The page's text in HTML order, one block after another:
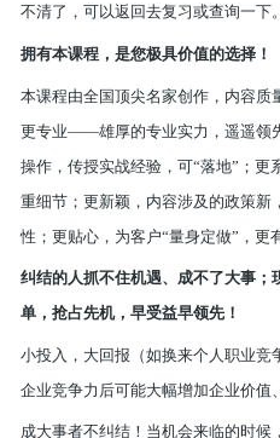
不清了，可以返回去复习或查询一下。
拥有本课程，是您极具价值的选择！
本课程由全国顶尖名家创作，内容质
更专业——雄厚的专业实力，遥遥领
操作，传授实战经验，可“落地”；更
重细节；更新颖，内容涉及的政策新
性；更贴心，为客户“量身定做”，更
纠结的人抓不住机遇、成不了大事；
单，抢占先机，早受益早领先！
小投入，大回报（如换来个人职业竞
企业竞争力后可能大幅增加企业价值
成大事者不纠结！当机会来临的时候